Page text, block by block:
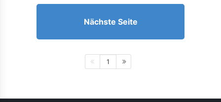
Nächste Seite
1